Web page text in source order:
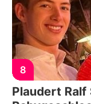
8
Plaudert Ralf